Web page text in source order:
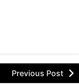
Previous Post